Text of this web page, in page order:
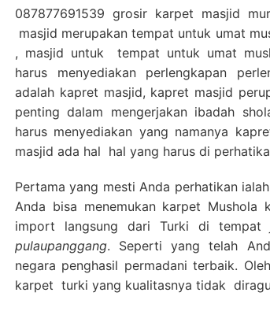
087877691539 grosir karpet masjid
masjid merupakan tempat untuk umat
, masjid untuk tempat untuk umat
harus menyediakan perlengkapan
adalah kapret masjid, kapret masjid
penting dalam mengerjakan ibadah
harus menyediakan yang namanya
masjid ada hal hal yang harus di
Pertama yang mesti Anda perhatikan
Anda bisa menemukan karpet Mushola
import langsung dari Turki di tempat
pulaupanggang. Seperti yang telah
negara penghasil permadani terbaik.
karpet turki yang kualitasnya tidak